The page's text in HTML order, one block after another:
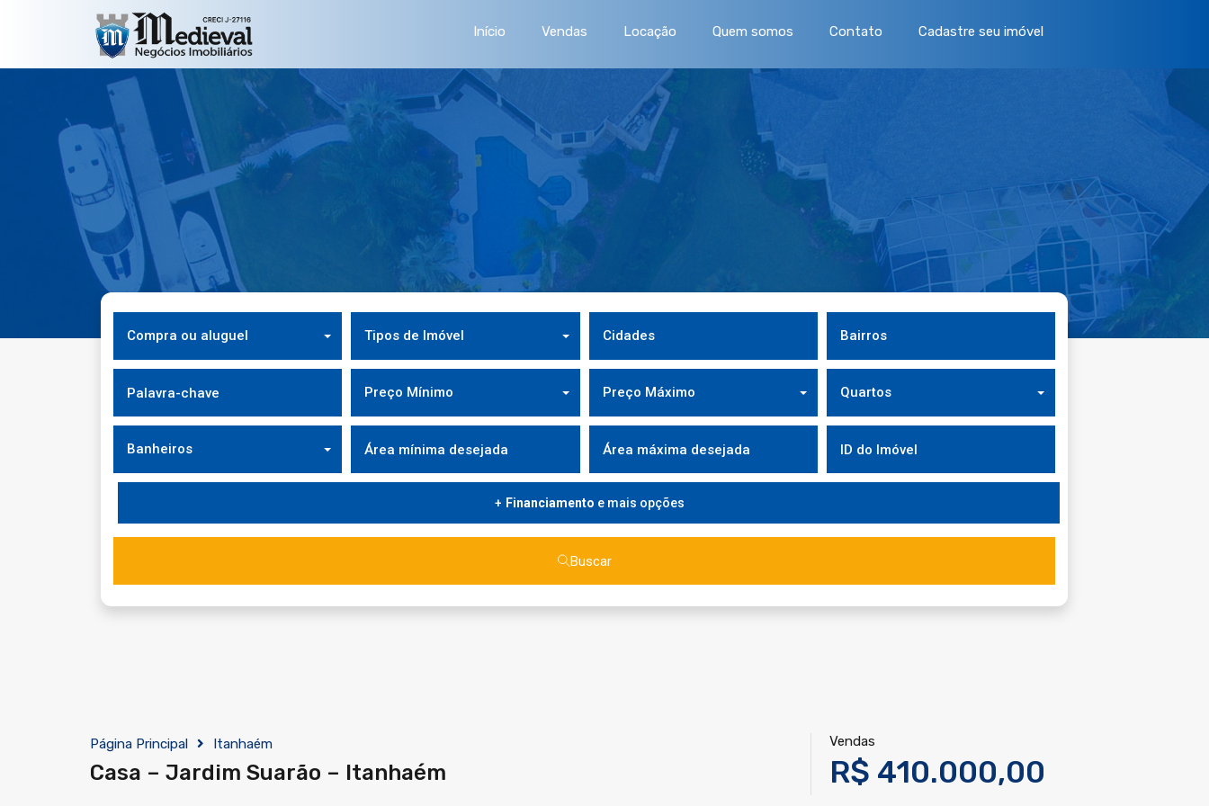
Início Vendas Locação Quem somos Contato Cadastre seu imóvel
Compra ou aluguel Tipos de Imóvel Cidades Bairros
Preço Mínimo Preço Máximo Quartos
Banheiros
Financiamento e mais opções
Buscar
Página Principal Itanhaém
Casa – Jardim Suarão – Itanhaém
Vendas
R$ 410.000,00